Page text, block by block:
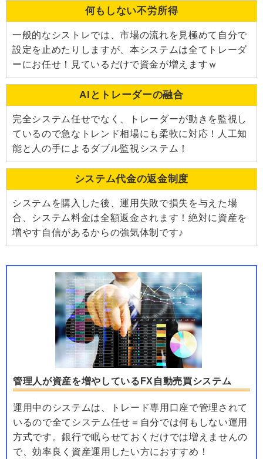
何もしない不労所得
一般的なシストレでは、市場の流れを見極めて自分で
設定を止めたりしますが、本システムは全てトレーダ
ーにお任せ！見ているだけで資金が増えますｗ
AIとトレーダーの融合
完全システム任せでなく、トレーダーが動きを監視し
ているので急なトレンド相場にも柔軟に対応！人工知
能と人の手によるダブル監視システム！
システム代金の返金制度
システムを購入した後、運用失敗で損失を与えた場
合、システム料金は全額返金されます！絶対に資産を
増やす自信があるからの強気体制です♪
管理人が資産を増やしているFX自動売買システム
運用中のシステムは、トレード専用口座で管理されて
いるので全てシステム任せ＝自分では何もしない運用
方式です。銀行で眠らせておくだけでは増えませんの
で、効率良く資産運用したい方におすすめ！